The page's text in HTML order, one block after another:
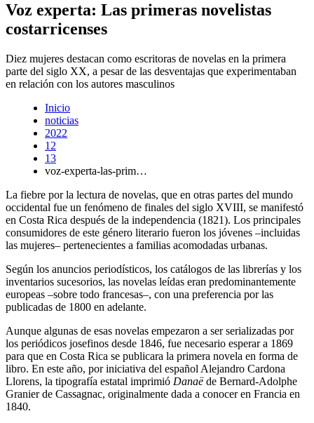
Voz experta: Las primeras novelistas
costarricenses
Diez mujeres destacan como escritoras de novelas en la primera
parte del siglo XX, a pesar de las desventajas que experimentaban
en relación con los autores masculinos
Inicio
noticias
2022
12
13
voz-experta-las-prim…
La fiebre por la lectura de novelas, que en otras partes del mundo
occidental fue un fenómeno de finales del siglo XVIII, se manifestó
en Costa Rica después de la independencia (1821). Los principales
consumidores de este género literario fueron los jóvenes –incluidas
las mujeres– pertenecientes a familias acomodadas urbanas.
Según los anuncios periodísticos, los catálogos de las librerías y los
inventarios sucesorios, las novelas leídas eran predominantemente
europeas –sobre todo francesas–, con una preferencia por las
publicadas de 1800 en adelante.
Aunque algunas de esas novelas empezaron a ser serializadas por
los periódicos josefinos desde 1846, fue necesario esperar a 1869
para que en Costa Rica se publicara la primera novela en forma de
libro. En este año, por iniciativa del español Alejandro Cardona
Llorens, la tipografía estatal imprimió Danaëde Bernard-Adolphe
Granier de Cassagnac, originalmente dada a conocer en Francia en
1840.